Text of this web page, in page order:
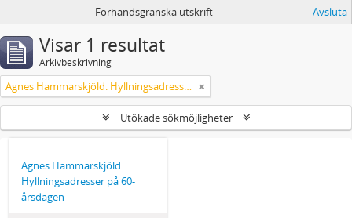
Förhandsgranska utskrift Avsluta
Visar 1 resultat
Arkivbeskrivning
Agnes Hammarskjöld. Hyllningsadresser på 60-årsdagen
Utökade sökmöjligheter
Agnes Hammarskjöld.
Hyllningsadresser på 60-
årsdagen